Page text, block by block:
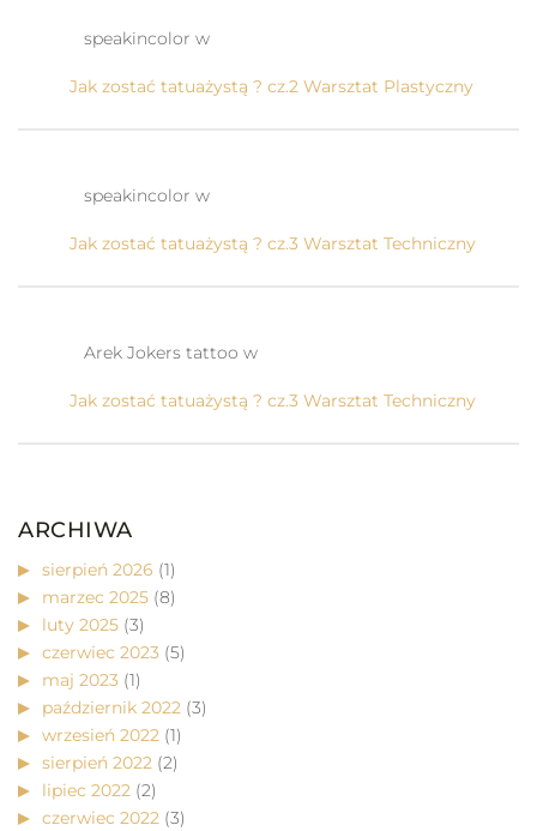
speakincolor w
Jak zostać tatuażystą ? cz.2 Warsztat Plastyczny
speakincolor w
Jak zostać tatuażystą ? cz.3 Warsztat Techniczny
Arek Jokers tattoo w
Jak zostać tatuażystą ? cz.3 Warsztat Techniczny
ARCHIWA
sierpień 2026 (1)
marzec 2025 (8)
luty 2025 (3)
czerwiec 2023 (5)
maj 2023 (1)
październik 2022 (3)
wrzesień 2022 (1)
sierpień 2022 (2)
lipiec 2022 (2)
czerwiec 2022 (3)